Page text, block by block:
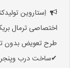
اختصاصی ترمال
طرح تعویض بدون
✔ساخت درب وپنجره